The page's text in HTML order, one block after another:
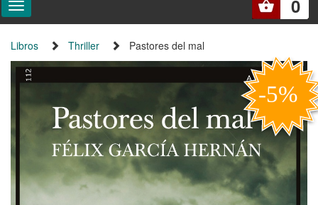
0
Libros Thriller Pastores del mal